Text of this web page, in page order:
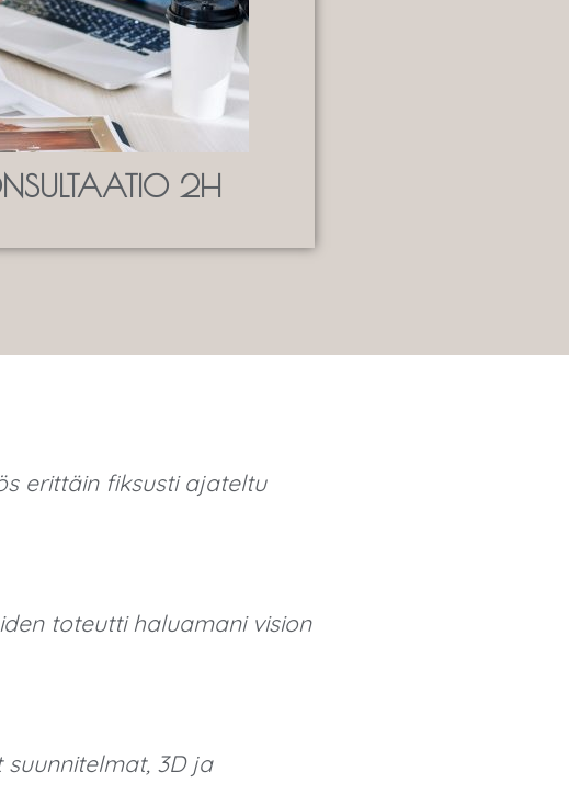
2H
erittäin fiksusti ajateltu
toteutti haluamani vision
3D ja